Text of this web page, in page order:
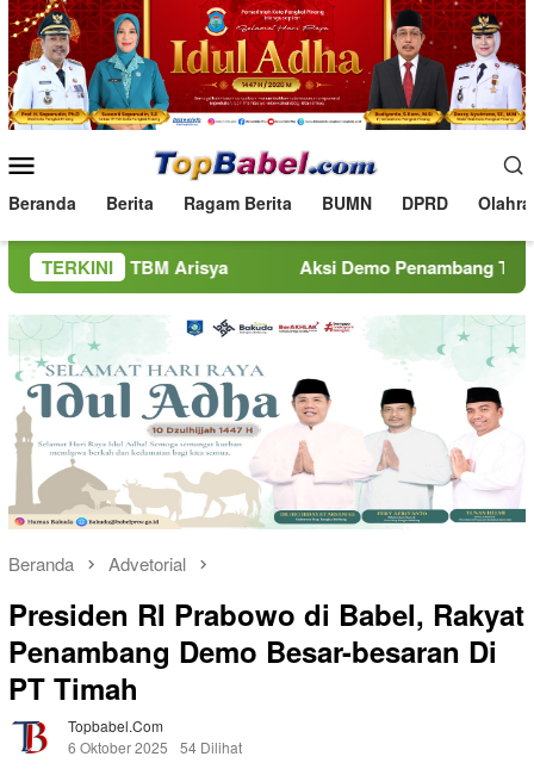
Loncat
ke
konten
Mobile
Beranda Berita Ragam Berita BUMN DPRD
TERKINI
Arisya Aksi Demo Penambang Timah di Belitung
Beranda Advetorial
Presiden RI Prabowo di Babel, Rakyat
Penambang Demo Besar-besaran Di
PT Timah
Topbabel.com
6 Oktober 2025
54 Dilihat